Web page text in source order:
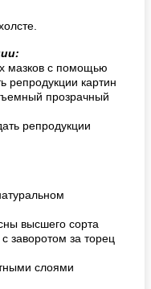
мазков с помощью
репродукции картин
прозрачный
репродукции
высшего сорта
заворотом за торец
слоями